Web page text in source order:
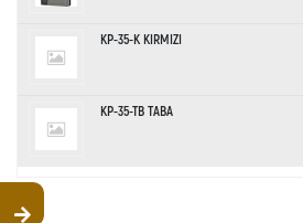
KP-35-K KIRMIZI
KP-35-TB TABA